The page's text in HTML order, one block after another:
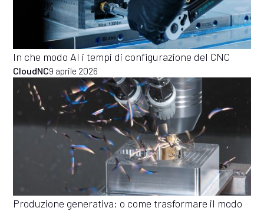
In che modo AI i tempi di configurazione del CNC
CloudNC9 aprile 2026
Produzione generativa: o come trasformare il modo